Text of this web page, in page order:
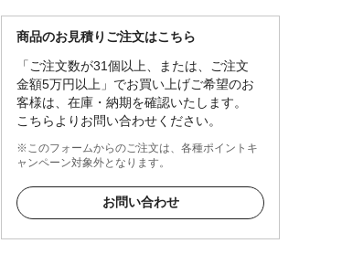
商品のお見積りご注文はこちら
「ご注文数が31個以上、または、ご注文
金額5万円以上」でお買い上げご希望のお
客様は、在庫・納期を確認いたします。
こちらよりお問い合わせください。
※このフォームからのご注文は、各種ポイントキ
ャンペーン対象外となります。
お問い合わせ